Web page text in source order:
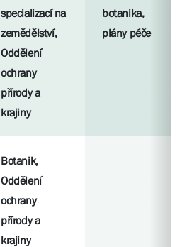
specializací na
zemědělství,
Oddělení
ochrany
přírody a
krajiny
botanika,
plány péče
Botanik,
Oddělení
ochrany
přírody a
krajiny